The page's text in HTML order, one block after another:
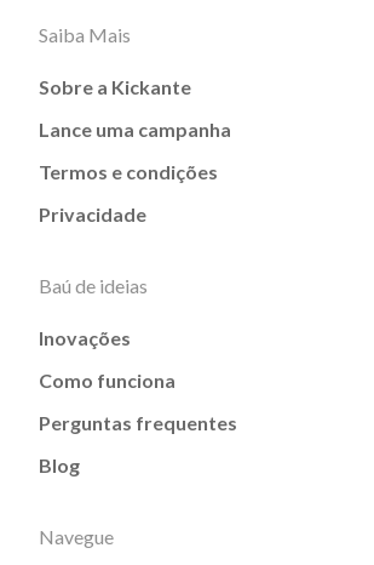
Saiba Mais
Sobre a Kickante
Lance uma campanha
Termos e condições
Privacidade
Baú de ideias
Inovações
Como funciona
Perguntas frequentes
Blog
Navegue